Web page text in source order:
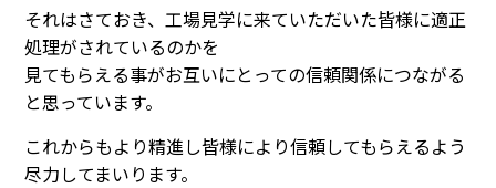
それはさておき、工場見学に来ていただいた皆様に適正
処理がされているのかを
見てもらえる事がお互いにとっての信頼関係につながる
と思っています。
これからもより精進し皆様により信頼してもらえるよう
尽力してまいります。